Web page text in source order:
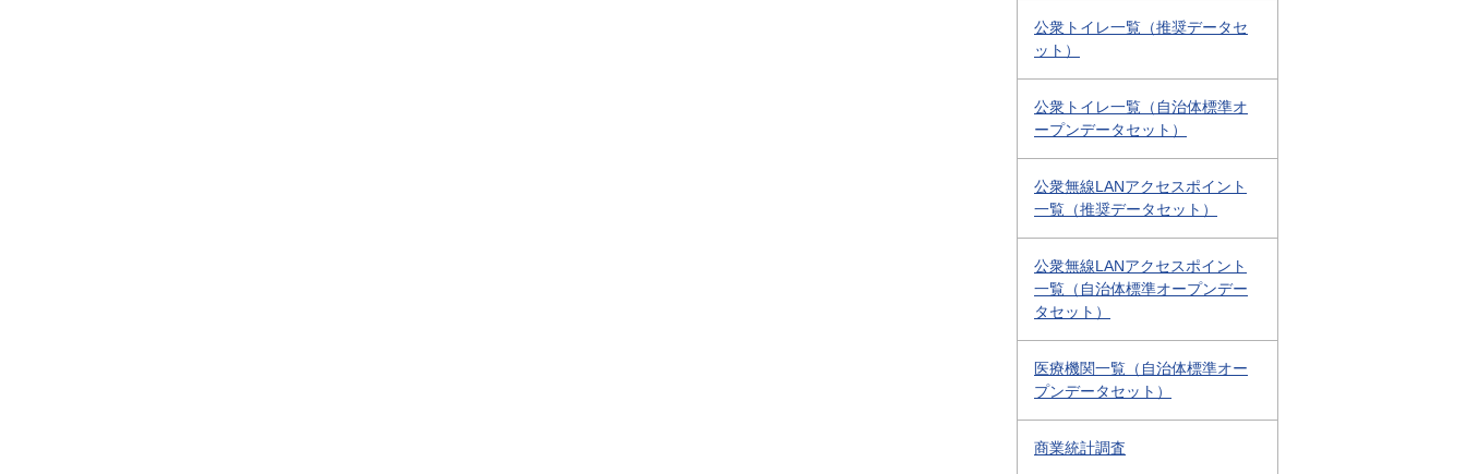
公衆トイレ一覧（推奨データセ
ット）
公衆トイレ一覧（自治体標準オ
ープンデータセット）
公衆無線LANアクセスポイント
一覧（推奨データセット）
公衆無線LANアクセスポイント
一覧（自治体標準オープンデー
タセット）
医療機関一覧（自治体標準オー
プンデータセット）
商業統計調査